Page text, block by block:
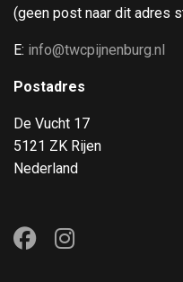
(geen post naar dit adres
E: info@twcpijnenburg.nl
Postadres
De Vucht 17
5121 ZK Rijen
Nederland